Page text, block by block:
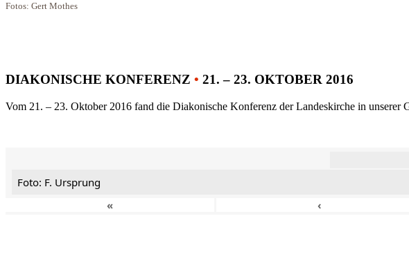
Fotos: Gert Mothes
DIAKONISCHE KONFERENZ • 21. – 23. OKTOBER 2016
Vom 21. – 23. Oktober 2016 fand die Diakonische Konferenz der Landeskirche in unserer
Foto: F. Ursprung
«
‹